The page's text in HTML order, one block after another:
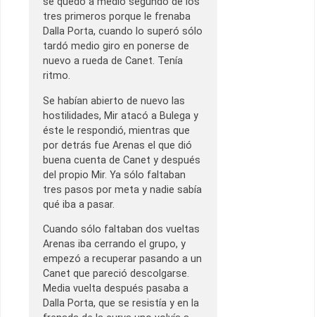
tres primeros porque le frenaba
Dalla Porta, cuando lo superó sólo
tardó medio giro en ponerse de
nuevo a rueda de Canet. Tenía
ritmo.
Se habían abierto de nuevo las
hostilidades, Mir atacó a Bulega y
éste le respondió, mientras que
por detrás fue Arenas el que dió
buena cuenta de Canet y después
del propio Mir. Ya sólo faltaban
tres pasos por meta y nadie sabía
qué iba a pasar.
Cuando sólo faltaban dos vueltas
Arenas iba cerrando el grupo, y
empezó a recuperar pasando a un
Canet que pareció descolgarse.
Media vuelta después pasaba a
Dalla Porta, que se resistía y en la